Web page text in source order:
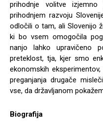
prihodnje volitve
prihodnjem razvoju
odločili o tam, ali Slovenijo
ki bo vsem omogočila
nanjo lahko upravičeno
preteklost, tja, kjer smo
ekonomskih
preganjanja drugače
vse, da državljanom
Biografija